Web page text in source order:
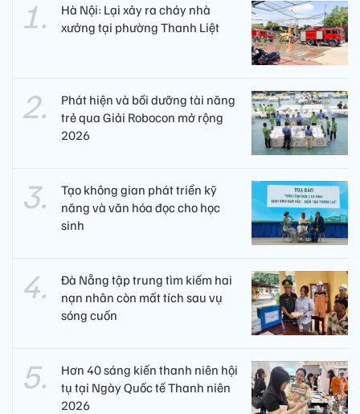
Hà Nội: Lại xảy ra cháy nhà
xưởng tại phường Thanh Liệt
Phát hiện và bồi dưỡng tài năng
trẻ qua Giải Robocon mở rộng
2026
Tạo không gian phát triển kỹ
năng và văn hóa đọc cho học
sinh
Đà Nẵng tập trung tìm kiếm hai
nạn nhân còn mất tích sau vụ
sóng cuốn
Hơn 40 sáng kiến thanh niên hội
tụ tại Ngày Quốc tế Thanh niên
2026